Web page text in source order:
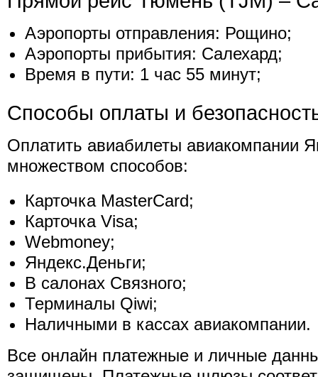
Аэропорты отправления: Рощино;
Аэропорты прибытия: Салехард;
Время в пути: 1 час 55 минут;
Способы оплаты и
Оплатить авиабилеты авиакомпании
множеством способов:
Карточка MasterCard;
Карточка Visa;
Webmoney;
Яндекс.Деньги;
В салонах Связного;
Терминалы Qiwi;
Наличными в кассах авиакомпании.
Все онлайн платежные и личные